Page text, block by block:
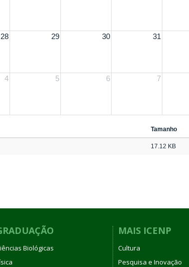
28 29 30 31
4 5 6 7
Tamanho
17.12 KB
Biológicas
MAIS ICENP
Cultura
Pesquisa e Inovação